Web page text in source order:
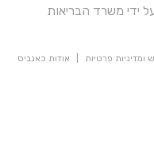
ידי משרד הבריאות
ומדיניות פרטיות אודות כאנביס